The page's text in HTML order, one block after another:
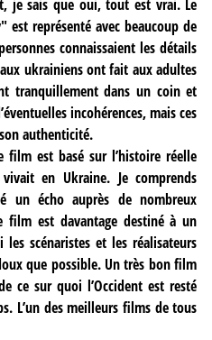
je sais que oui, tout est vrai. Le
représenté avec beaucoup de
connaissaient les détails
ukrainiens ont fait aux adultes
tranquillement dans un coin et
incohérences, mais ces
authenticité.
est basé sur l’histoire réelle
en Ukraine. Je comprends
un écho auprès de nombreux
film est davantage destiné à un
les scénaristes et les réalisateurs
que possible. Un très bon film
ce sur quoi l’Occident est resté
L’un des meilleurs films de tous